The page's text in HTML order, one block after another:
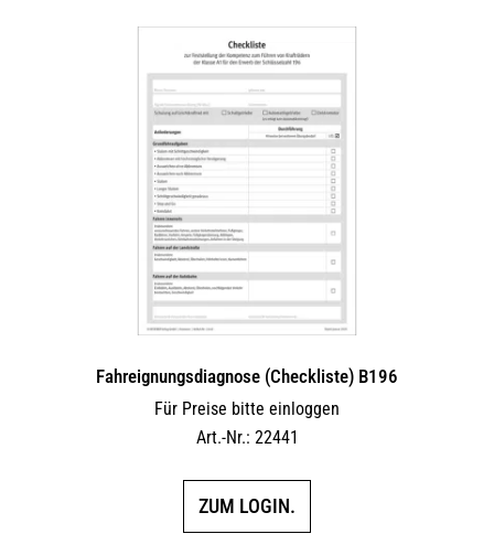
Fahreignungsdiagnose (Checkliste) B196
Für Preise bitte einloggen
Art.-Nr.: 22441
ZUM LOGIN.